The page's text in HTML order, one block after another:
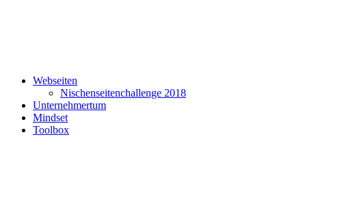
Webseiten
Nischenseitenchallenge 2018
Unternehmertum
Mindset
Toolbox